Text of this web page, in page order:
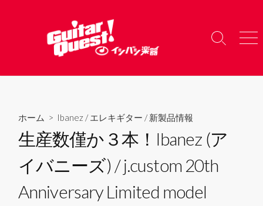
へ
検
り
メ
ー
ホーム > Ibanez /エレキギター /新製品情報
生産数僅か３本！Ibanez (ア
イバニーズ) / j.custom 20th
Anniversary Limited model